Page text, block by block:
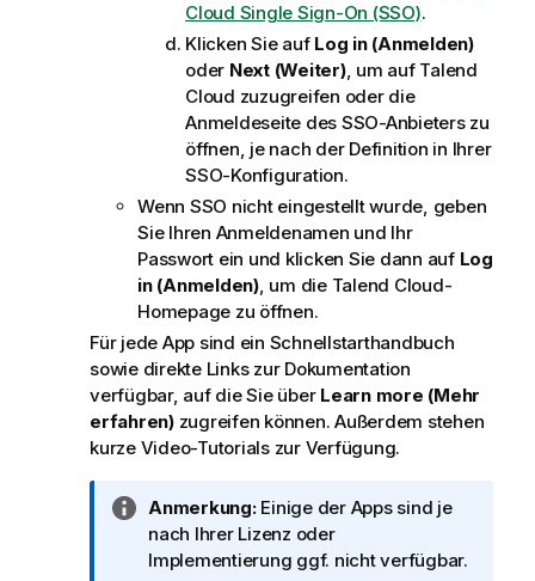
Cloud Single Sign-On (SSO).
Klicken Sie auf Log in (Anmelden)
oder Next (Weiter), um auf Talend
Cloud zuzugreifen oder die
Anmeldeseite des SSO-Anbieters zu
öffnen, je nach der Definition in Ihrer
SSO-Konfiguration.
Wenn SSO nicht eingestellt wurde, geben
Sie Ihren Anmeldenamen und Ihr
Passwort ein und klicken Sie dann auf Log
in (Anmelden), um die Talend Cloud-
Homepage zu öffnen.
Für jede App sind ein Schnellstarthandbuch
sowie direkte Links zur Dokumentation
verfügbar, auf die Sie über Learn more (Mehr
erfahren)zugreifen können. Außerdem stehen
kurze Video-Tutorials zur Verfügung.
I
n
f
Anmerkung:Einige der Apps sind je
nach Ihrer Lizenz oder
Implementierung ggf. nicht verfügbar.